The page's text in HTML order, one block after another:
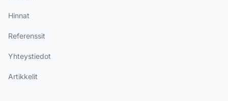
Hinnat
Referenssit
Yhteystiedot
Artikkelit